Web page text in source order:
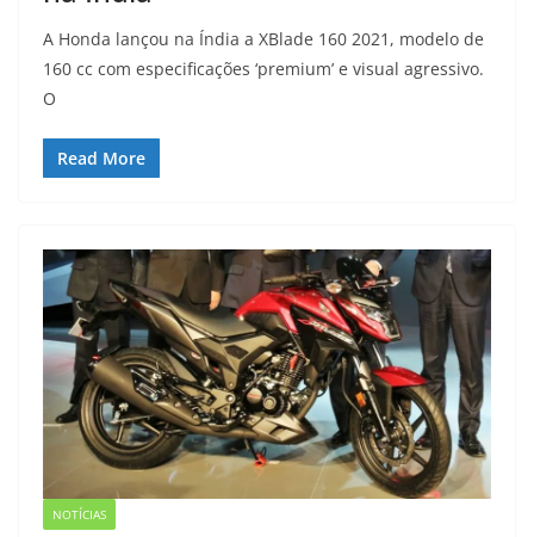
A Honda lançou na Índia a XBlade 160 2021, modelo de
160 cc com especificações ‘premium’ e visual agressivo.
O
Read More
NOTÍCIAS